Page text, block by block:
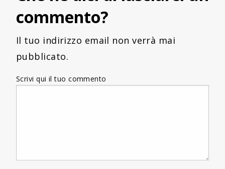
commento?
Il tuo indirizzo email non verrà mai
pubblicato.
Scrivi qui il tuo commento